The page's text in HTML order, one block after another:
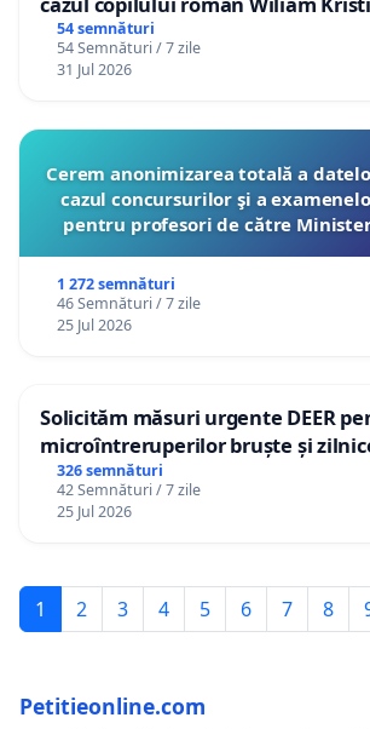
Gheorghe, aflat în plasament în
12 ani
54 semnături
54 Semnături / 7 zile
31 Jul 2026
Cerem anonimizarea totală a
cazul concursurilor şi a
pentru profesori de către
1 272 semnături
46 Semnături / 7 zile
25 Jul 2026
Solicităm măsuri urgente DEER
microîntreruperilor bruște și
Sâncraiu de Mureș și Nazna
326 semnături
42 Semnături / 7 zile
25 Jul 2026
1 2 3 4 5 6 7 8
Petitieonline.com